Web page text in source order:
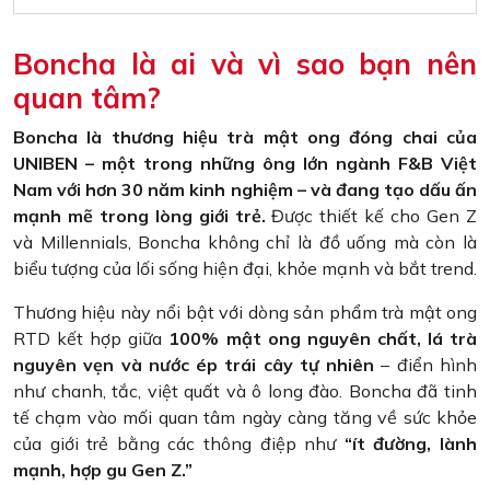
Boncha là ai và vì sao bạn nên
quan tâm?
Boncha là thương hiệu trà mật ong đóng chai của
UNIBEN – một trong những ông lớn ngành F&B Việt
Nam với hơn 30 năm kinh nghiệm – và đang tạo dấu ấn
mạnh mẽ trong lòng giới trẻ. Được thiết kế cho Gen Z
và Millennials, Boncha không chỉ là đồ uống mà còn là
biểu tượng của lối sống hiện đại, khỏe mạnh và bắt trend.
Thương hiệu này nổi bật với dòng sản phẩm trà mật ong
RTD kết hợp giữa 100% mật ong nguyên chất, lá trà
nguyên vẹn và nước ép trái cây tự nhiên – điển hình
như chanh, tắc, việt quất và ô long đào. Boncha đã tinh
tế chạm vào mối quan tâm ngày càng tăng về sức khỏe
của giới trẻ bằng các thông điệp như “ít đường, lành
mạnh, hợp gu Gen Z.”